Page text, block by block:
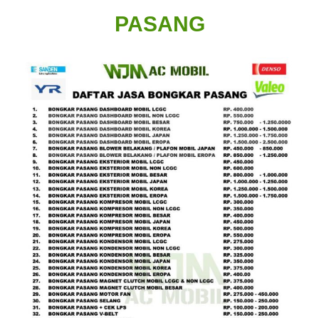
PASANG